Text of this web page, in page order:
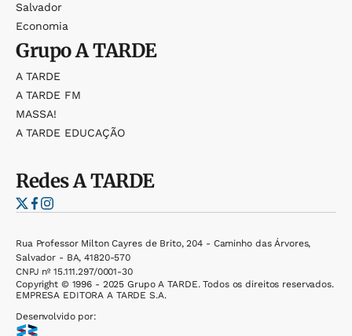
Salvador
Economia
GrupoA TARDE
A TARDE
A TARDE FM
MASSA!
A TARDE EDUCAÇÃO
RedesA TARDE
Rua Professor Milton Cayres de Brito, 204 - Caminho das Árvores,
Salvador - BA, 41820-570
CNPJ nº 15.111.297/0001-30
Copyright © 1996 - 2025 Grupo A TARDE. Todos os direitos reservados.
EMPRESA EDITORA A TARDE S.A.
Desenvolvido por: